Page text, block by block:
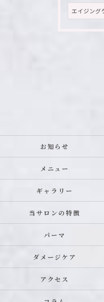
エイジング
お知らせ
メニュー
ギャラリー
当サロンの特徴
パーマ
ダメージケア
アクセス